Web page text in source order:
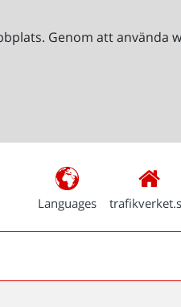
Genom att använda
Languages